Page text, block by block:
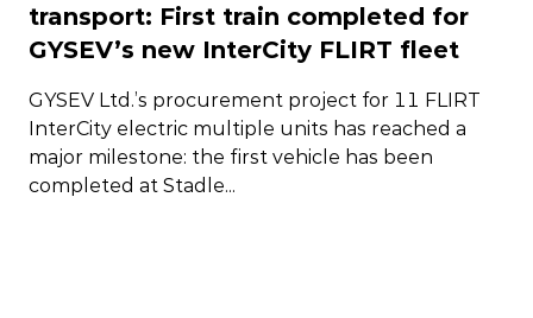
transport: First train completed for
GYSEV’s new InterCity FLIRT fleet
GYSEV Ltd.’s procurement project for 11 FLIRT
InterCity electric multiple units has reached a
major milestone: the first vehicle has been
completed at Stadle...